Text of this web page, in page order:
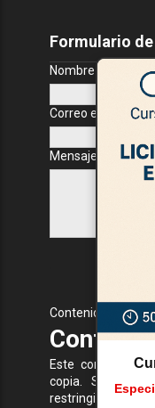
Formulario
Nombre
Correo electrónico
Mensaje
Contenido
Este contenido
copia. Si
restringidas,